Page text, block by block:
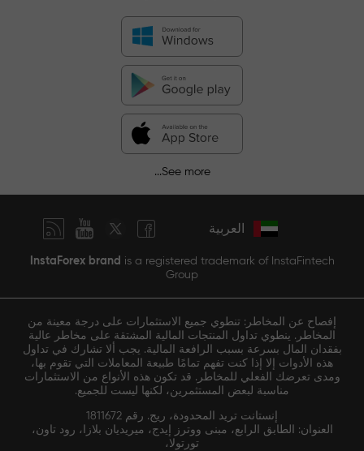
See more...
العربية
InstaForex brand is a registered trademark of InstaFintech
Group
إفصاح عن المخاطر: تنطوي جميع الاستثمارات على درجة معينة من
المخاطر. ينطوي تداول المنتجات المالية المشتقة على مخاطر عالية
بفقدان المال بسرعة بسبب الرافعة المالية. يجب ألا تشارك في تداول
هذه الأدوات إلا إذا كنت تفهم تمامًا طبيعة المعاملات التي تقوم بها،
ومدى تعرضك الفعلي للمخاطر. قد تكون هذه الأنواع من الاستثمارات
مناسبة لبعض المستثمرين، لكنها ليست للجميع.
إنستانت تريد المحدودة، ريج. رقم 1811672
العنوان: الطابق الرابع، مبنى ووترز إيدج، ميريديان بلازا، رود تاون،
تورتولا،